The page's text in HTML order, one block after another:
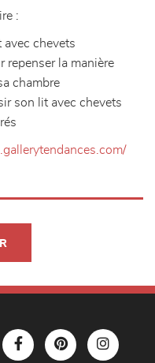
:
avec chevets
repenser la manière
chambre
son lit avec chevets